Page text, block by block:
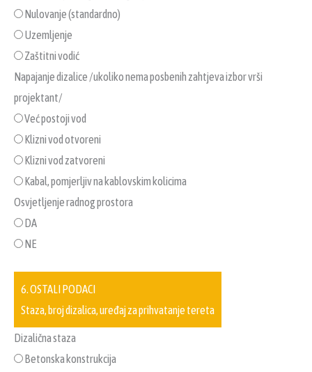
Nulovanje (standardno)
Uzemljenje
Zaštitni vodić
Napajanje dizalice /ukoliko nema posbenih zahtjeva izbor vrši
projektant/
Već postoji vod
Klizni vod otvoreni
Klizni vod zatvoreni
Kabal, pomjerljiv na kablovskim kolicima
Osvjetljenje radnog prostora
DA
NE
6. OSTALI PODACI
Staza, broj dizalica, uređaj za prihvatanje tereta
Dizalična staza
Betonska konstrukcija